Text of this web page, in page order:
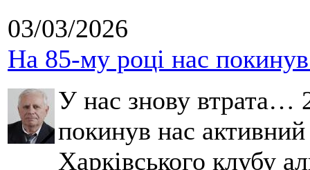
03/03/2026
На 85-му році нас
У нас знову втрата…
покинув нас
Харківського клубу